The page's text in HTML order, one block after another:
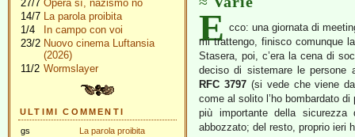
27/7 Opera sì, nazismo no
14/7 La parola proibita
1/4
In campo con voi
23/2 Nuovo cinema Luftansia
(2026)
11/2 Wormslayer
ULTIMI COMMENTI
gs
La parola proibita
E cco: una giornata di
mi trattengo, finisco comunque
Stasera, poi, c’era la cena di
deciso di sistemare le persone
RFC 3797(si vede che viene
come al solito l’ho bombardato
più importante della
abbozzato; del resto, proprio ieri